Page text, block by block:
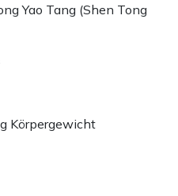
Yao Tang (Shen Tong
Körpergewicht